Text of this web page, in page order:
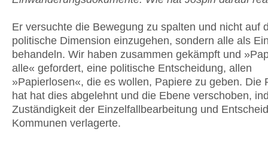
Er versuchte die Bewegung zu spalten und nicht auf
politische Dimension einzugehen, sondern alle als
behandeln. Wir haben zusammen gekämpft und
alle« gefordert, eine politische Entscheidung, allen
»Papierlosen«, die es wollen, Papiere zu geben. Die
hat hat dies abgelehnt und die Ebene verschoben,
Zuständigkeit der Einzelfallbearbeitung und
Kommunen verlagerte.